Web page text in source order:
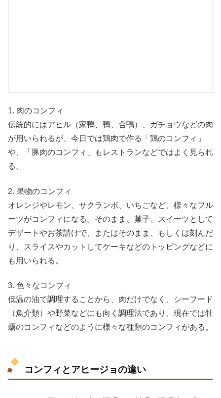
1. 肉のコンフィ
伝統的にはアヒル（家鴨、鴨、合鴨）、ガチョウなどの肉
が用いられるが、今日では鶏肉で作る「鶏のコンフィ」
や、「豚肉のコンフィ」もレストランなどではよく見られ
る。
2. 果物のコンフィ
オレンジやレモン、サクランボ、いちごなど、様々なフル
ーツがコンフィになる。そのまま、菓子、スイーツとして
デザートやお茶請けで、またはそのまま、もしくは刻んだ
り、スライスやカットしてケーキなどのトッピングなどに
も用いられる。
3. 色々なコンフィ
低温の油で調理することから、肉だけでなく、シーフード
（魚介類）や野菜などにも向く調理法であり、現在では牡
蠣のコンフィなどのように様々な種類のコンフィがある。
コンフィとアヒージョの違い